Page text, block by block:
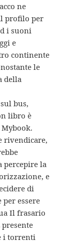
ne
profilo per
i suoni
e
continente
le
della
bus,
libro è
rivendicare,
percepire la
e
di
essere
Il frasario
presente
i torrenti